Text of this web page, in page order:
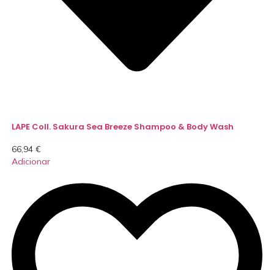
LAPE Coll. Sakura Sea Breeze Shampoo & Body Wash
66,94 €
Adicionar